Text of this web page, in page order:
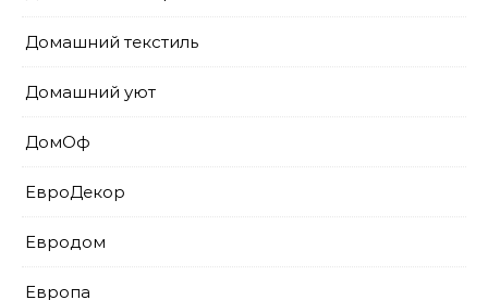
Домашний текстиль
Домашний уют
ДомОф
ЕвроДекор
Евродом
Европа